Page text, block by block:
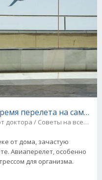
перелета на
Советы от доктора / Советы на все
Авиаперелет, особенно
для организма.